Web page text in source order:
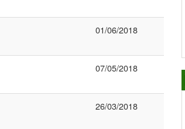
01/06/2018
07/05/2018
26/03/2018